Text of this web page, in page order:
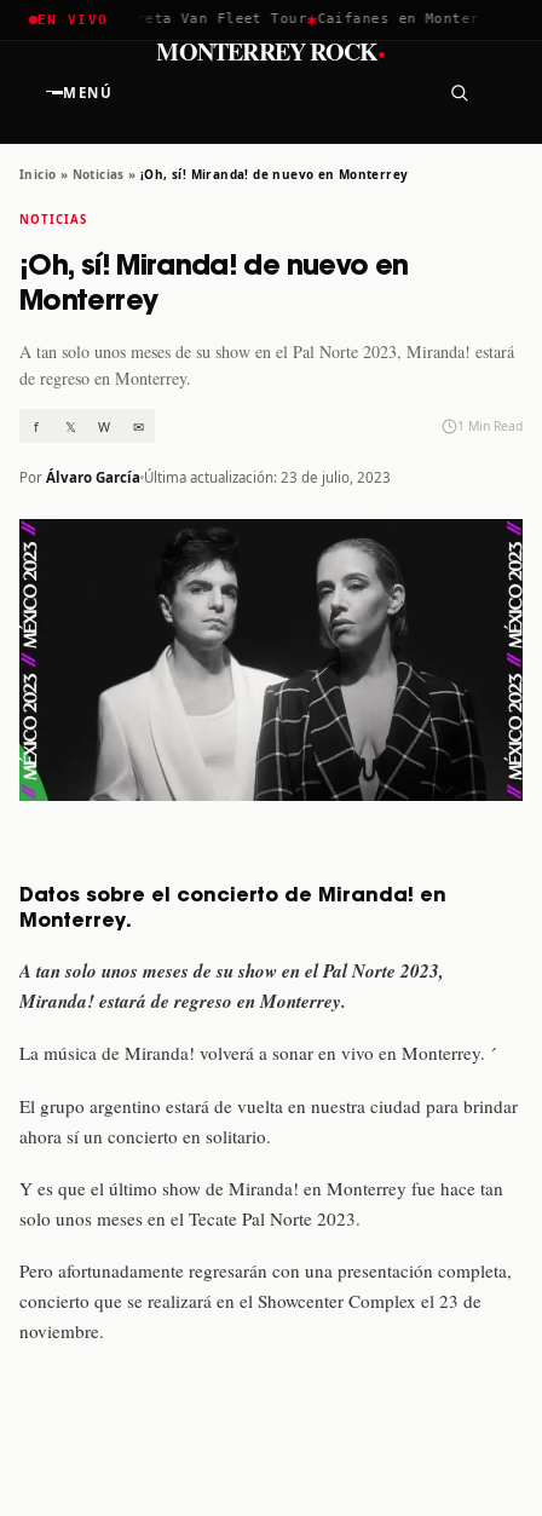
EN VIVO
2026✱Greta Van Fleet Tour✱Caifanes en Monterrey · 12
MENÚ
MONTERREY ROCK·
Inicio » Noticias » ¡Oh, sí! Miranda! de nuevo en Monterrey
NOTICIAS
¡Oh, sí! Miranda! de nuevo en
Monterrey
A tan solo unos meses de su show en el Pal Norte 2023, Miranda! estará
de regreso en Monterrey.
f 𝕏 W ✉ 1 Min Read
Por Álvaro García Última actualización: 23 de julio, 2023
Datos sobre el concierto de Miranda! en
Monterrey.
A tan solo unos meses de su show en el Pal Norte 2023,
Miranda! estará de regreso en Monterrey.
La música de Miranda! volverá a sonar en vivo en Monterrey. ´
El grupo argentino estará de vuelta en nuestra ciudad para brindar
ahora sí un concierto en solitario.
Y es que el último show de Miranda! en Monterrey fue hace tan
solo unos meses en el Tecate Pal Norte 2023.
Pero afortunadamente regresarán con una presentación completa,
concierto que se realizará en el Showcenter Complex el 23 de
noviembre.